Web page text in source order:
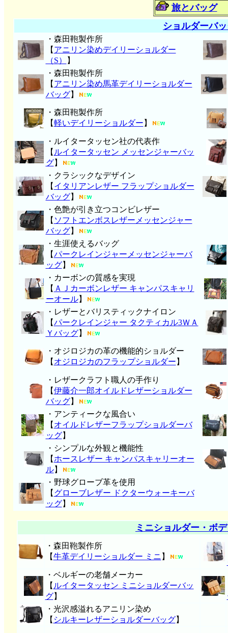
旅とバッグ
ショルダーバ
・森田鞄製作所
【 アニリン染めデイリーショルダー
（S）
】
・森田鞄製作所
【 アニリン染め馬革デイリーショルダー
バッグ】
・森田鞄製作所
【軽いデイリーショルダー 】
・ルイタータッセン社の代表作
【 ルイタータッセン メッセンジャーバッ
グ】
・クラシックなデザイン
【 イタリアンレザー フラップショルダー
バッグ】
・色艶が引き立つコンビレザー
【 ソフトエンボスレザーメッセンジャー
バッグ】
・生涯使えるバッグ
【パークレインジャーメッセンジャーバ
ッグ】
・カーボンの質感を実現
【 ＡＪカーボンレザー キャンパスキャリ
ーオール】
・レザーとバリスティックナイロン
【パークレインジャー タクティカル3ＷＡ
Ｙバッグ】
・オジロジカの革の機能的ショルダー
【 オジロジカのフラップショルダー 】
・レザークラフト職人の手作り
【伊藤介一郎オイルドレザーショルダー
バッグ】
・アンティークな風合い
【 オイルドレザーフラップショルダーバ
ッグ】
・シンプルな外観と機能性
【 ホースレザー キャンパスキャリーオー
ル】
・野球グローブ革を使用
【 グローブレザー ドクターウォーキーバ
ッグ】
ミニショルダー・ボ
・森田鞄製作所
【牛革デイリーショルダー ミニ 】
・ベルギーの老舗メーカー
【 ルイタータッセン ミニショルダーバッ
グ】
・光沢感溢れるアニリン染め
【 シルキーレザーショルダーバッグ】